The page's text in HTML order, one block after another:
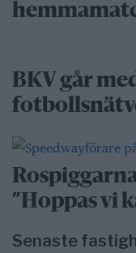
BKV går
”Hoppas vi
Senaste